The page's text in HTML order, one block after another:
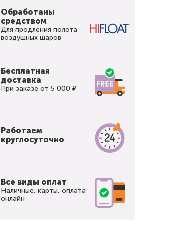
Обработаны
средством
Для продления полета
воздушных шаров
Бесплатная
доставка
При заказе от 5 000 ₽
Работаем
круглосуточно
Все виды оплат
Наличные, карты, оплата
онлайн